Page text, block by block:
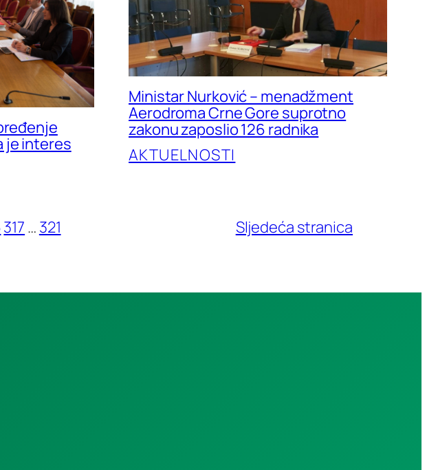
je interes
Ministar Nurković – menadžment
Aerodroma Crne Gore suprotno
zakonu zaposlio 126 radnika
AKTUELNOSTI
317 … 321 Sljedeća stranica